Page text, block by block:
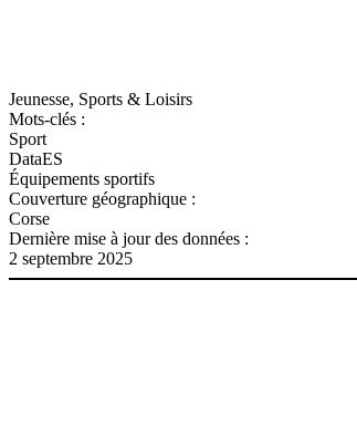
Jeunesse, Sports & Loisirs
Mots-clés :
Sport
DataES
Équipements sportifs
Couverture géographique :
Corse
Dernière mise à jour des données :
2 septembre 2025